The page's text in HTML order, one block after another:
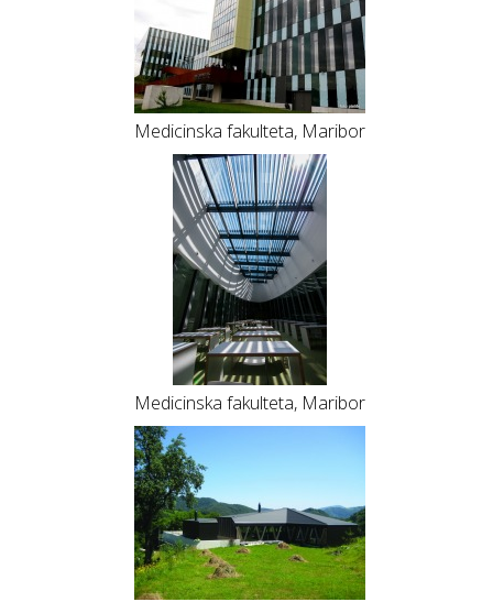
Medicinska fakulteta, Maribor
Medicinska fakulteta, Maribor